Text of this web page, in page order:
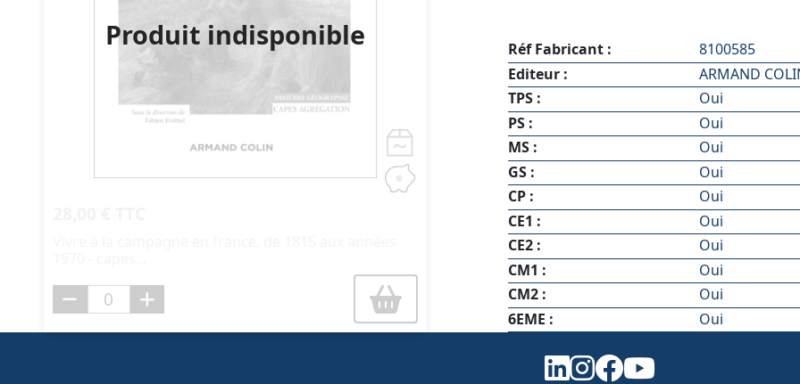
Produit indisponible Réf Fabricant :
8100585
Editeur :
ARMAND
TPS :
Oui
PS :
Oui
MS :
Oui
GS :
Oui
CP :
Oui
CE1 :
Oui
CE2 :
Oui
CM1 :
Oui
CM2 :
Oui
6EME :
Oui